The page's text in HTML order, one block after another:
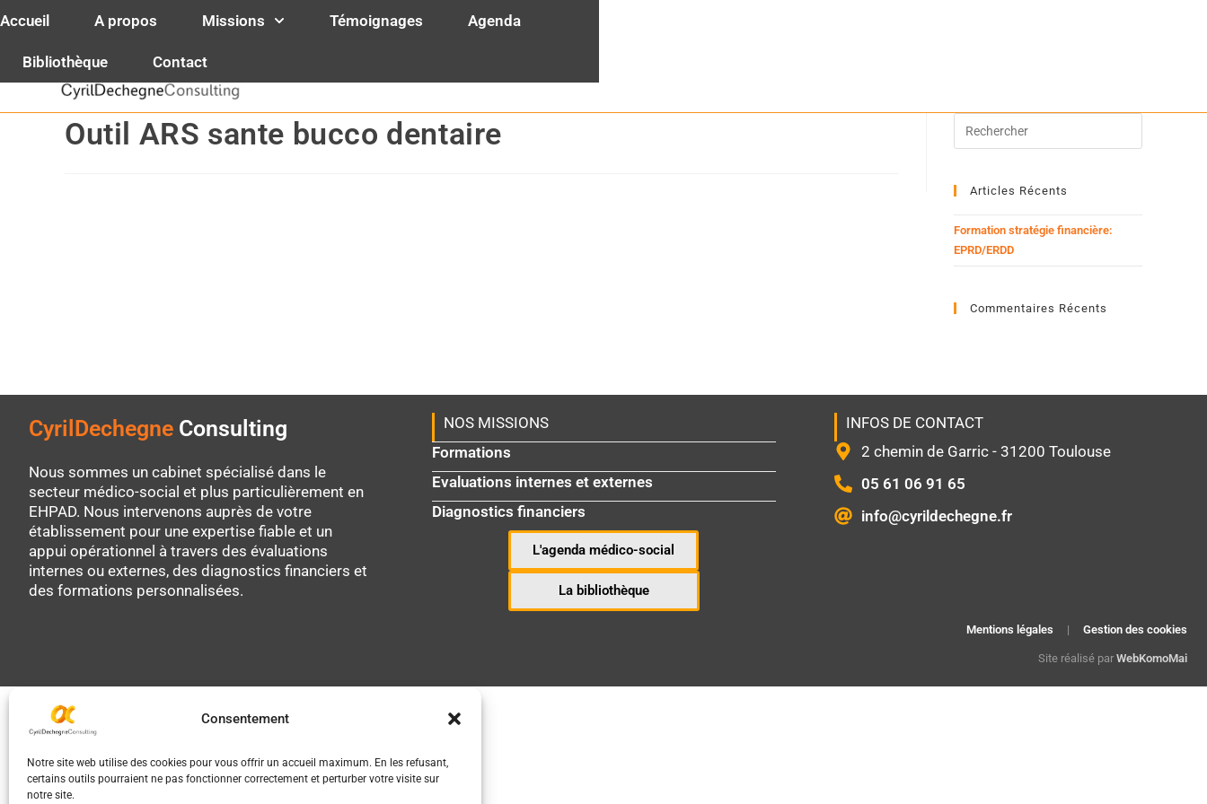
Consentement
Notre site web utilise des cookies pour vous offrir un accueil maximum. En les refusant,
certains outils pourraient ne pas fonctionner correctement et perturber votre visite sur
notre site.
principal
Accueil A propos Missions Témoignages Agenda
Bibliothèque Contact
Outil ARS sante bucco dentaire
Articles Récents
Formation stratégie financière:
EPRD/ERDD
Commentaires Récents
CyrilDechegne Consulting
Nous sommes un cabinet spécialisé dans le
secteur médico-social et plus particulièrement en
EHPAD. Nous intervenons auprès de votre
établissement pour une expertise fiable et un
appui opérationnel à travers des évaluations
internes ou externes, des diagnostics financiers et
des formations personnalisées.
NOS MISSIONS
Formations
Evaluations internes et externes
Diagnostics financiers
L'agenda médico-social
La bibliothèque
INFOS DE CONTACT
2 chemin de Garric - 31200 Toulouse
05 61 06 91 65
info@cyrildechegne.fr
Mentions légales | Gestion des cookies
Site réalisé par WebKomoMai